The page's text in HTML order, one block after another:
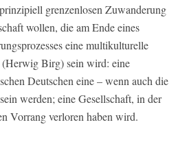
grenzenlosen Zuwanderung
wollen, die am Ende eines
eine multikulturelle
Birg) sein wird: eine
Deutschen eine – wenn auch die
werden; eine Gesellschaft, in der
Vorrang verloren haben wird.